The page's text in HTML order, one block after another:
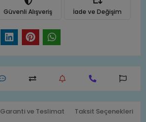
Güvenli Alışveriş İade ve Değişim
Garanti ve Teslimat Taksit Seçenekleri